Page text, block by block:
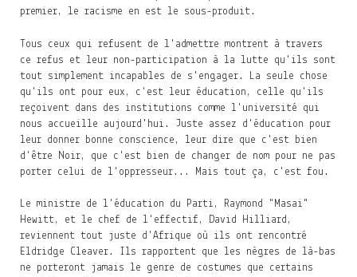
premier, le racisme en est le sous-produit.
Tous ceux qui refusent de l'admettre montrent à travers
ce refus et leur non-participation à la lutte qu'ils sont
tout simplement incapables de s'engager. La seule chose
qu'ils ont pour eux, c'est leur éducation, celle qu'ils
reçoivent dans des institutions comme l'université qui
nous accueille aujourd'hui. Juste assez d'éducation pour
leur donner bonne conscience, leur dire que c'est bien
d'être Noir, que c'est bien de changer de nom pour ne pas
porter celui de l'oppresseur... Mais tout ça, c'est fou.
Le ministre de l'éducation du Parti, Raymond "Masai"
Hewitt, et le chef de l'effectif, David Hilliard,
reviennent tout juste d'Afrique où ils ont rencontré
Eldridge Cleaver. Ils rapportent que les nègres de là-bas
ne porteront jamais le genre de costumes que certains